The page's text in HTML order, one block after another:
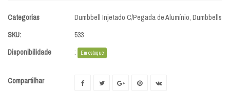
Categorias Dumbbell Injetado C/Pegada de Alumínio, Dumbbells
SKU:
533
Disponibilidade
: Em estoque
Compartilhar